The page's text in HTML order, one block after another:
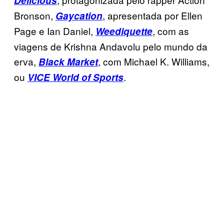
Bronson, Gaycation, apresentada por Ellen
Page e Ian Daniel, Weediquette, com as
viagens de Krishna Andavolu pelo mundo da
erva, Black Market, com Michael K. Williams,
ou VICE World of Sports.